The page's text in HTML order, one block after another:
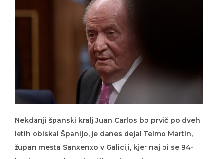
Nekdanji španski kralj Juan Carlos bo prvič po dveh
letih obiskal Španijo, je danes dejal Telmo Martín,
župan mesta Sanxenxo v Galiciji, kjer naj bi se 84-